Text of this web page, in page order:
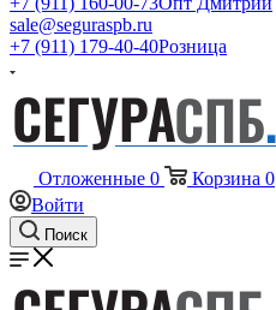
sale@seguraspb.ru
+7 (911) 179-40-40Розница
Отложенные 0 Корзина 0
Войти
Поиск